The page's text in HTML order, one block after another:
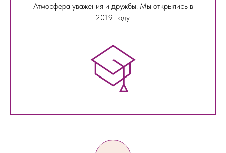
Атмосфера уважения и дружбы. Мы открылись в
2019 году.